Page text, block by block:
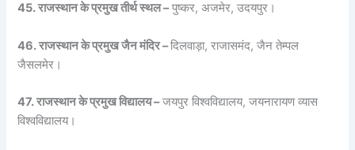
45. राजस्थान के प्रमुख तीर्थ स्थल –पुष्कर, अजमेर, उदयपुर।
46. राजस्थान के प्रमुख जैन मंदिर –दिलवाड़ा, राजासमंद, जैन तेम्पल
जैसलमेर।
47. राजस्थान के प्रमुख विद्यालय –जयपुर विश्वविद्यालय, जयनारायण व्यास
विश्वविद्यालय।